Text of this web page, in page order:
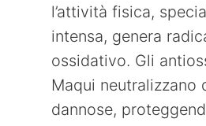
l’attività fisica,
intensa, genera
ossidativo. Gli
Maqui neutralizzano
dannose,